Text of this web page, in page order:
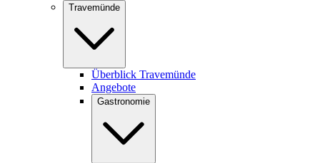
Travemünde
Überblick Travemünde
Angebote
Gastronomie